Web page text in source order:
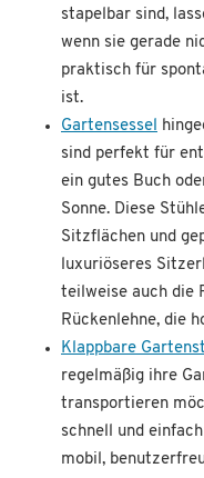
stapelbar sind,
wenn sie gerade
praktisch für
ist.
Gartensessel
sind perfekt für
ein gutes Buch
Sonne. Diese
Sitzflächen und
luxuriöseres
teilweise auch die
Rückenlehne, die
Klappbare
regelmäßig ihre
transportieren
schnell und
mobil,